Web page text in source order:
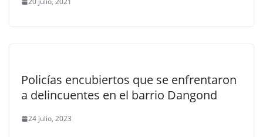
Policías encubiertos que se enfrentaron
a delincuentes en el barrio Dangond
24 julio, 2023